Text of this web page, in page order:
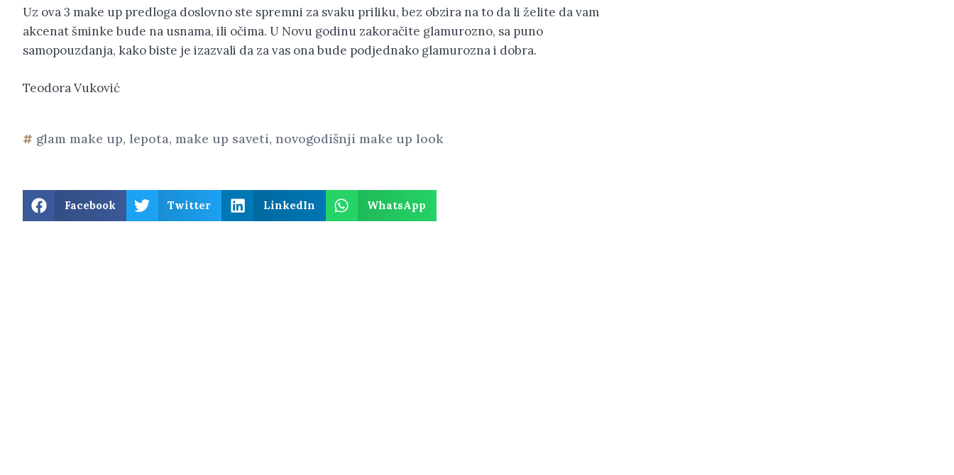
Uz ova 3 make up predloga doslovno ste spremni za svaku priliku, bez obzira na to da li želite da vam
akcenat šminke bude na usnama, ili očima. U Novu godinu zakoračite glamurozno, sa puno
samopouzdanja, kako biste je izazvali da za vas ona bude podjednako glamurozna i dobra.
Teodora Vuković
glam make up, lepota, make up saveti, novogodišnji make up look
Facebook Twitter LinkedIn WhatsApp